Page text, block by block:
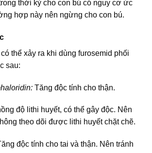
thời kỳ cho con bú có nguy cơ ức
hợp này nên ngừng cho con bú.
thể xảy ra khi dùng furosemid phối
sau:
Tăng độc tính cho thận.
độ lithi huyết, có thể gây độc. Nên
theo dõi được lithi huyết chặt chẽ.
độc tính cho tai và thận. Nên tránh